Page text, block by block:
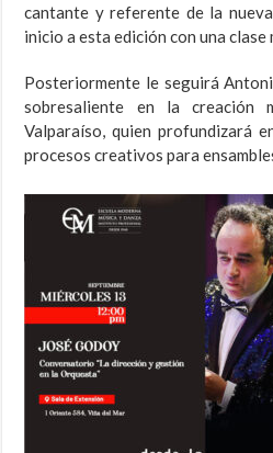
cantante y referente de la
inicio a esta edición con una clase
Posteriormente le seguirá
sobresaliente en la creación
Valparaíso, quien profundizará
procesos creativos para